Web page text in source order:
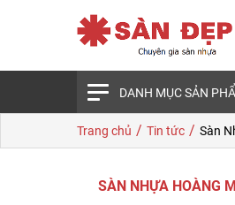
DANH MỤC SẢN
Trang chủ / Tin tức / Sàn
SÀN NHỰA HOÀNG